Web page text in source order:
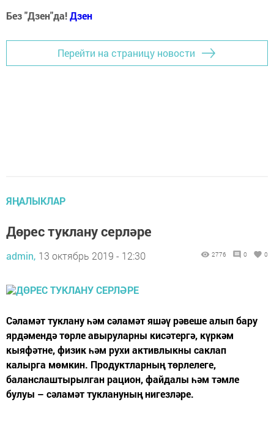
Без "Дзен"да!Дзен
Перейти на страницу новости
ЯҢАЛЫКЛАР
Дөрес туклану серләре
admin, 13 октябрь 2019 - 12:30 2776 0 0
Сәламәт туклану һәм сәламәт яшәү рәвеше алып бару
ярдәмендә төрле авыруларны кисәтергә, күркәм
кыяфәтне, физик һәм рухи активлыкны саклап
калырга мөмкин. Продуктларның төрлелеге,
баланслаштырылган рацион, файдалы һәм тәмле
булуы – сәламәт туклануның нигезләре.